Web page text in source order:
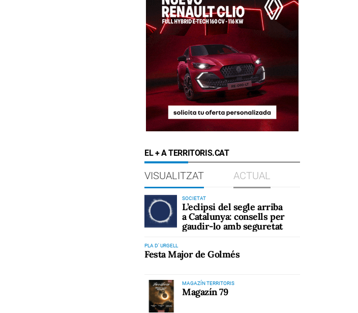
EL + A TERRITORIS.CAT
VISUALITZAT ACTUAL
SOCIETAT
L’eclipsi del segle arriba
a Catalunya: consells per
gaudir-lo amb seguretat
PLA D' URGELL
Festa Major de Golmés
MAGAZÍN TERRITORIS
Magazín 79